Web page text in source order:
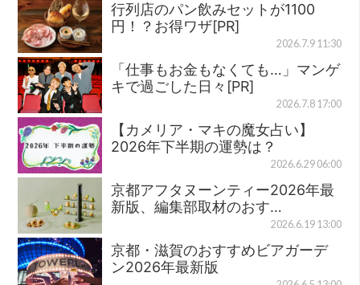
行列店のパン飲みセットが1100
円！？お得ワザ[PR]
2026.7.9 11:30
「仕事もお金もなくても…」マンゲ
キで過ごした日々[PR]
2026.7.8 17:00
【カメリア・マキの魔女占い】
2026年下半期の運勢は？
2026.6.29 06:00
京都アフタヌーンティー2026年最
新版、編集部取材のおす…
2026.6.19 13:00
京都・滋賀のおすすめビアガーデ
ン2026年最新版